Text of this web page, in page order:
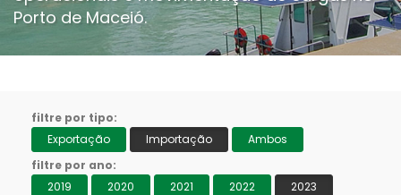
Porto de Maceió.
filtre por tipo:
Exportação
Importação
Ambos
filtre por ano:
2019
2020 2021 2022
2023